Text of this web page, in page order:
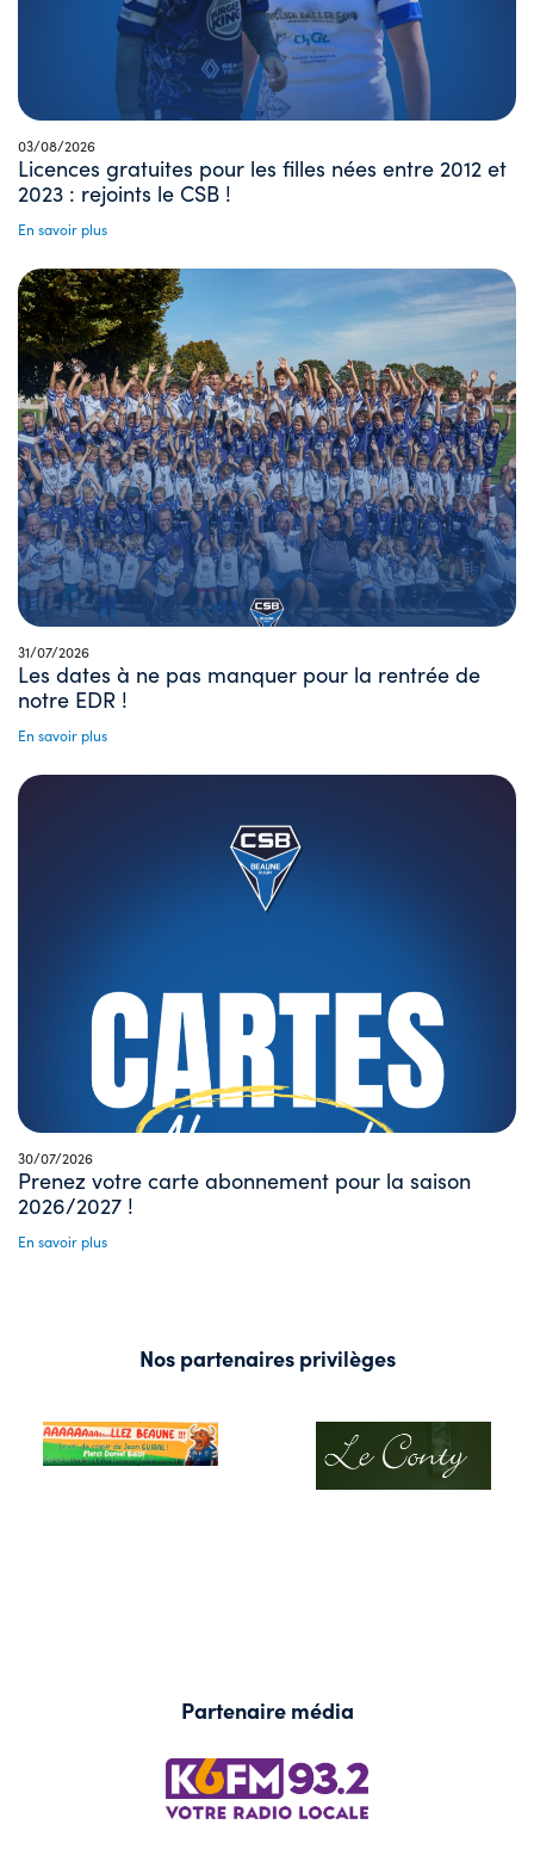
03/08/2026
Licences gratuites pour les filles nées entre 2012 et
2023 : rejoints le CSB !
En savoir plus
31/07/2026
Les dates à ne pas manquer pour la rentrée de
notre EDR !
En savoir plus
30/07/2026
Prenez votre carte abonnement pour la saison
2026/2027 !
En savoir plus
Nos partenaires privilèges
Partenaire média